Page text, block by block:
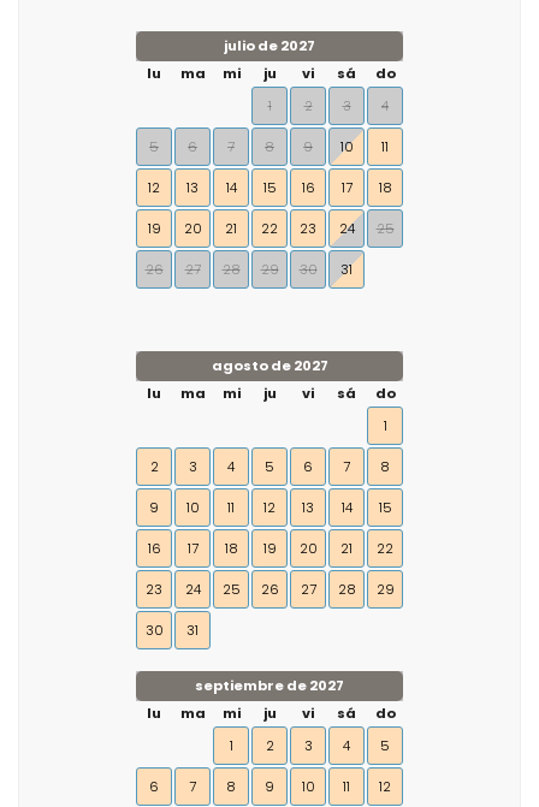
julio de 2027
lu
ma mi ju vi sá
do
1
2 3 4
5 6 7 8 9 10 11
12 13 14 15 16 17 18
19 20 21 22 23 24 25
26 27 28 29 30 31
agosto de 2027
lu
ma mi ju vi sá
do
1
2 3 4 5 6 7 8
9 10 11 12 13 14 15
16 17 18 19 20 21 22
23 24 25 26 27 28 29
30 31
septiembre de 2027
lu
ma mi ju vi sá
do
1
2 3 4 5
6 7 8 9 10 11 12